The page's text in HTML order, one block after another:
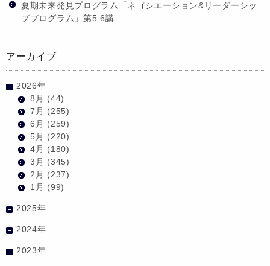
夏期未来発見プログラム「ネゴシエーション&リーダーシッ
ププログラム」第5.6講
アーカイブ
2026年
8月 (44)
7月 (255)
6月 (259)
5月 (220)
4月 (180)
3月 (345)
2月 (237)
1月 (99)
2025年
2024年
2023年